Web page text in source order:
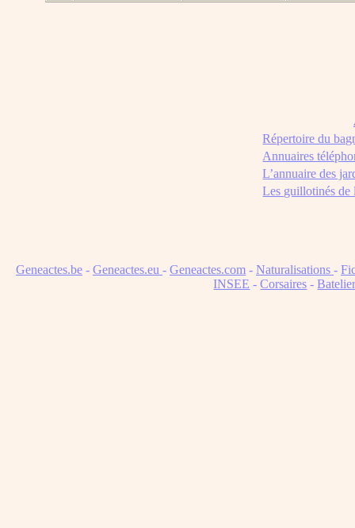
Répertoire du
Annuaires
L’annuaire des
Les guillotinés de
Geneactes.be - Geneactes.eu - Geneactes.com - Naturalisations -
INSEE -Corsaires -